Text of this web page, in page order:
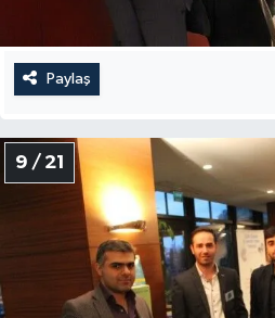
Paylaş
9 / 21